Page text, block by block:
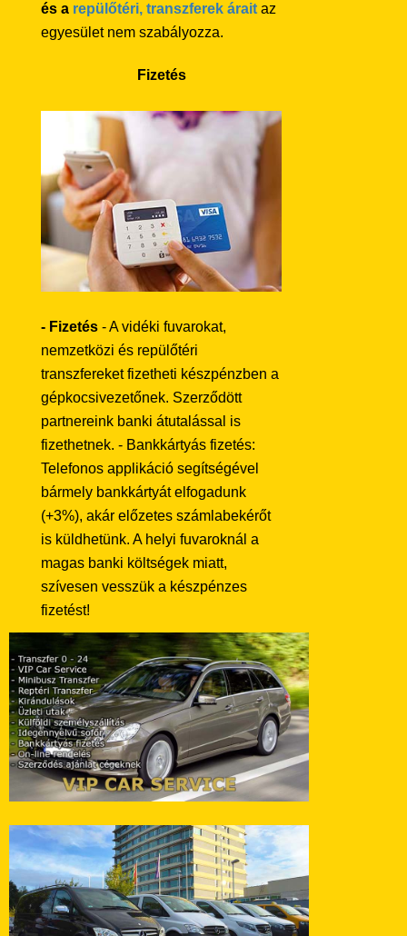
és a repülőtéri, transzferek árait az
egyesület nem szabályozza.
Fizetés
- Fizetés - A vidéki fuvarokat,
nemzetközi és repülőtéri
transzfereket fizetheti készpénzben a
gépkocsivezetőnek. Szerződött
partnereink banki átutalással is
fizethetnek. - Bankkártyás fizetés:
Telefonos applikáció segítségével
bármely bankkártyát elfogadunk
(+3%), akár előzetes számlabekérőt
is küldhetünk. A helyi fuvaroknál a
magas banki költségek miatt,
szívesen vesszük a készpénzes
fizetést!